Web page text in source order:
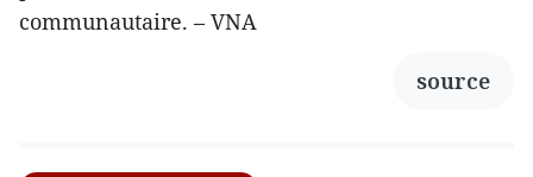
communautaire. – VNA
source